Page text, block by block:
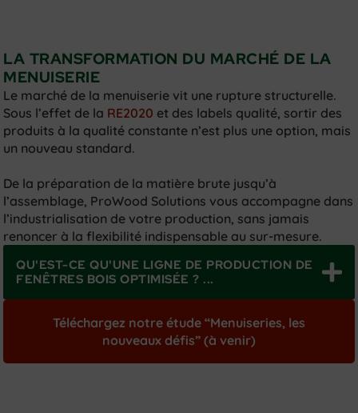
LA TRANSFORMATION DU MARCHÉ DE LA
MENUISERIE
Le marché de la menuiserie vit une rupture structurelle.
Sous l’effet de la RE2020 et des labels qualité, sortir des
produits à la qualité constante n’est plus une option, mais
un nouveau standard.
De la préparation de la matière brute jusqu’à
l’assemblage, ProWood Solutions vous accompagne dans
l’industrialisation de votre production, sans jamais
renoncer à la flexibilité indispensable au sur-mesure.
QU'EST-CE QU'UNE LIGNE DE PRODUCTION DE
FENÊTRES BOIS OPTIMISÉE ? ...
Téléchargez notre étude “Menuiseries, les
nouveaux défis” (à venir)